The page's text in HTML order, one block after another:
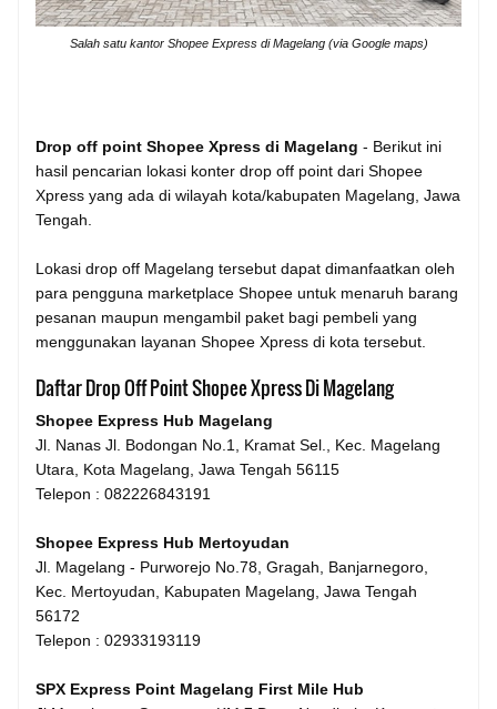
Salah satu kantor Shopee Express di Magelang (via Google maps)
Drop off point Shopee Xpress di Magelang - Berikut ini
hasil pencarian lokasi konter drop off point dari Shopee
Xpress yang ada di wilayah kota/kabupaten Magelang, Jawa
Tengah.
Lokasi drop off Magelang tersebut dapat dimanfaatkan oleh
para pengguna marketplace Shopee untuk menaruh barang
pesanan maupun mengambil paket bagi pembeli yang
menggunakan layanan Shopee Xpress di kota tersebut.
Daftar Drop Off Point Shopee Xpress Di Magelang
Shopee Express Hub Magelang
Jl. Nanas Jl. Bodongan No.1, Kramat Sel., Kec. Magelang
Utara, Kota Magelang, Jawa Tengah 56115
Telepon : 082226843191
Shopee Express Hub Mertoyudan
Jl. Magelang - Purworejo No.78, Gragah, Banjarnegoro,
Kec. Mertoyudan, Kabupaten Magelang, Jawa Tengah
56172
Telepon : 02933193119
SPX Express Point Magelang First Mile Hub